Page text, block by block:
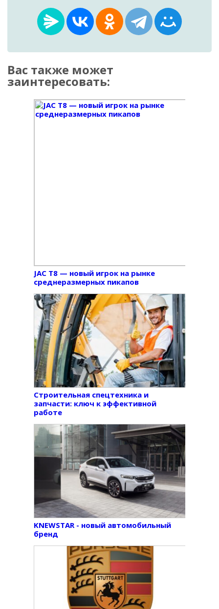
Вас также может
заинтересовать:
JAC T8 — новый игрок на рынке
среднеразмерных пикапов
Строительная спецтехника и
запчасти: ключ к эффективной
работе
KNEWSTAR - новый автомобильный
бренд